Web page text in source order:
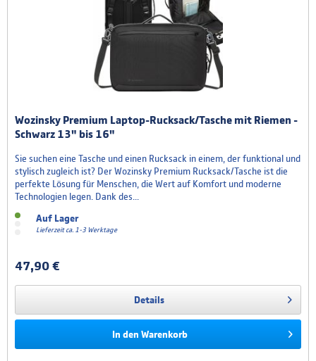
Wozinsky Premium Laptop-Rucksack/Tasche mit Riemen -
Schwarz 13" bis 16"
Sie suchen eine Tasche und einen Rucksack in einem, der funktional und
stylisch zugleich ist? Der Wozinsky Premium Rucksack/Tasche ist die
perfekte Lösung für Menschen, die Wert auf Komfort und moderne
Technologien legen. Dank des...
Auf Lager
Lieferzeit ca. 1-3 Werktage
47,90 €
Details
In den Warenkorb